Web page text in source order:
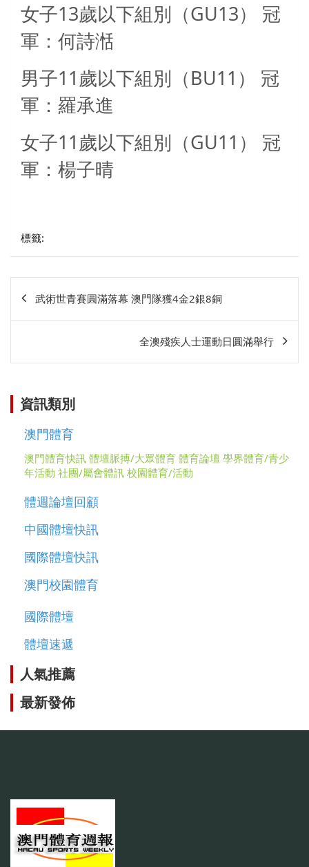
女子13歲以下組別（GU13）
冠
軍：何詩湉
男子11 歲以下組別（ BU11 ）
冠
軍：羅承進
女子11 歲以下組別（GU11 ）
冠
軍：楊子晴
標籤:
章
武術世青賽圓滿落幕 澳門隊獲4金2銀8銅
全澳殘疾人士運動日圓滿舉行
資訊類別
澳門體育
澳門體育快訊 體壇脈搏/大眾體育 體育論壇 學界體育/青少
年活動 社團/屬會體訊 校園體育/活動
體週論壇回顧
中國體壇快訊
國際體壇快訊
澳門校園體育
國際體壇
體壇速遞
人氣推薦
最新發佈